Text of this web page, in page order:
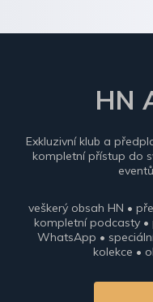
HN
Exkluzivní klub a
kompletní přístup do
veškerý obsah HN •
kompletní podcasty •
WhatsApp •
kolekce •